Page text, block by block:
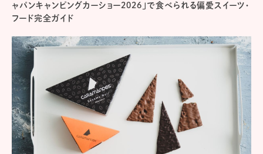
ャパンキャンピングカーショー2026」で食べられる偏愛スイーツ・
フード完全ガイド